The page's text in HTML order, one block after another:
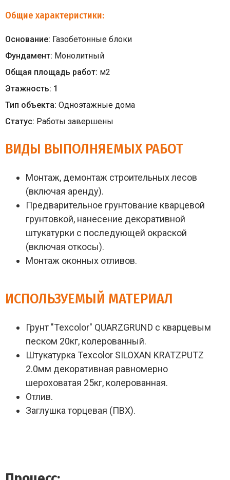
Общие характеристики:
Основание: Газобетонные блоки
Фундамент: Монолитный
Общая площадь работ: м2
Этажность: 1
Тип объекта: Одноэтажные дома
Статус: Работы завершены
ВИДЫ ВЫПОЛНЯЕМЫХ РАБОТ
Монтаж, демонтаж строительных лесов
(включая аренду).
Предварительное грунтование кварцевой
грунтовкой, нанесение декоративной
штукатурки с последующей окраской
(включая откосы).
Монтаж оконных отливов.
ИСПОЛЬЗУЕМЫЙ МАТЕРИАЛ
Грунт "Texcolor" QUARZGRUND с кварцевым
песком 20кг, колерованный.
Штукатурка Texcolor SILOXAN KRATZPUTZ
2.0мм декоративная равномерно
шероховатая 25кг, колерованная.
Отлив.
Заглушка торцевая (ПВХ).